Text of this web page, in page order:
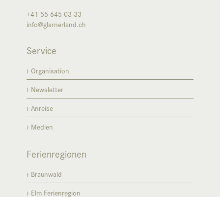
+41 55 645 03 33
info@glarnerland.ch
Service
Organisation
Newsletter
Anreise
Medien
Ferienregionen
Braunwald
Elm Ferienregion